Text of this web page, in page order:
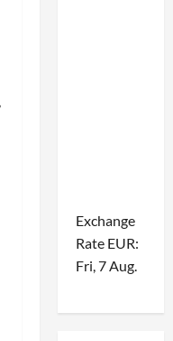
Exchange
Rate EUR:
Fri, 7 Aug.